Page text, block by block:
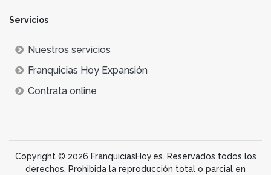
Servicios
Nuestros servicios
Franquicias Hoy Expansión
Contrata online
Copyright © 2026 FranquiciasHoy.es. Reservados todos los
derechos. Prohibida la reproducción total o parcial en